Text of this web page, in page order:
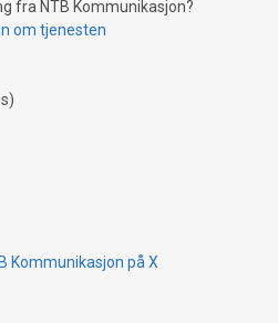
fra NTB Kommunikasjon?
om tjenesten
Kommunikasjon på X